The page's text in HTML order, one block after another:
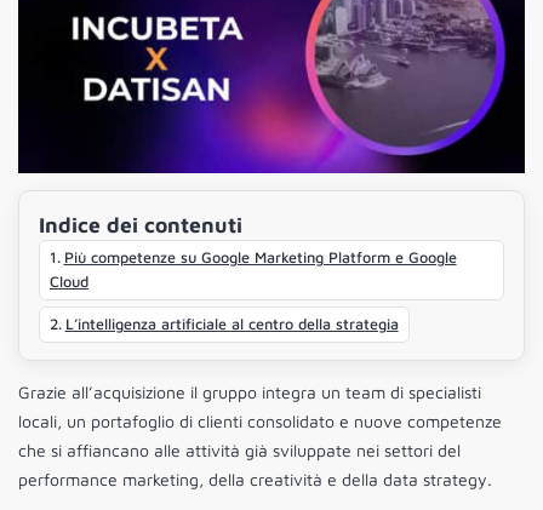
Indice dei contenuti
Più competenze su Google Marketing Platform e Google
Cloud
L’intelligenza artificiale al centro della strategia
Grazie all’acquisizione il gruppo integra un team di specialisti
locali, un portafoglio di clienti consolidato e nuove competenze
che si affiancano alle attività già sviluppate nei settori del
performance marketing, della creatività e della data strategy.